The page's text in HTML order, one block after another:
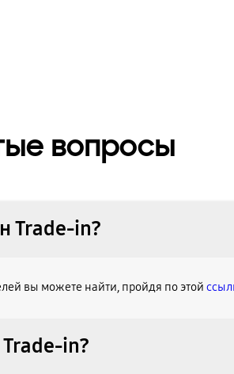
вопросы
Trade-in?
вы можете найти, пройдя по этой
in?